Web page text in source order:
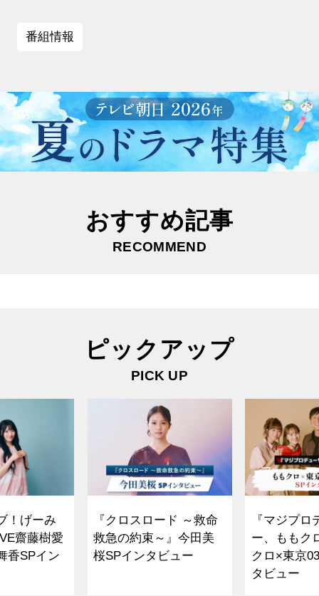
番組情報
おすすめ記事
RECOMMEND
ピックアップ
PICK UP
！げーみ
齋藤樹愛
香SPイン
『クロスロード ～救命
救急の約束～』今田美
桜SPインタビュー
『マジプロ
ー、ももク
クロ×東京
タビュー